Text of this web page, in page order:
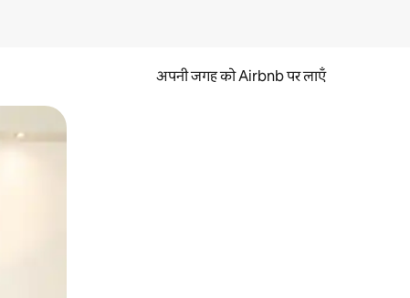
अपनी जगह को Airbnb पर लाएँ